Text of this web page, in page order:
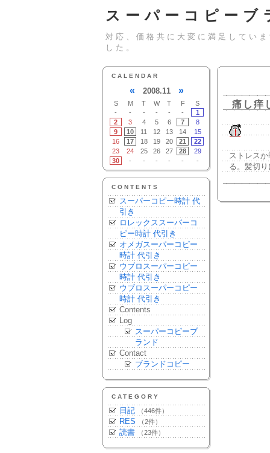
スーパーコピー
対応、価格共に大変に満足してい
した。
痛し痒
ストレス
る。髪切
CALENDAR
« 2008.11 »
S M T W T F
S
-
- - - - -
1
2
3 4 5 6 7
8
9
10 11 12 13 14
15
16
17 18 19 20 21
22
23
24 25 26 27 28
29
30
- - - - - -
CONTENTS
スーパーコピー時計 代
引き
ロレックススーパーコ
ピー時計 代引き
オメガスーパーコピー
時計 代引き
ウブロスーパーコピー
時計 代引き
ウブロスーパーコピー
時計 代引き
Contents
Log
スーパーコピーブ
ランド
Contact
ブランドコピー
CATEGORY
日記 （446件）
RES （2件）
読書 （23件）